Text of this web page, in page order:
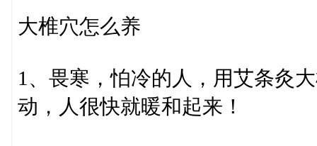
大椎穴怎么养
1、畏寒，怕冷的人，用艾条灸
动，人很快就暖和起来！